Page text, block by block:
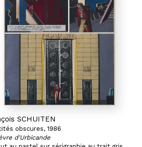
SCHUITEN
obscures, 1986
d'Urbicande